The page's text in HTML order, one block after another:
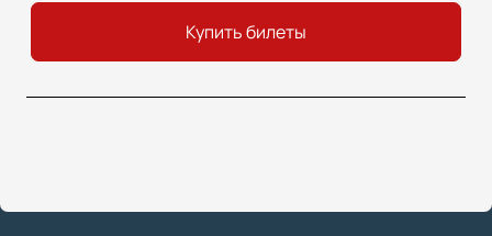
Купить билеты